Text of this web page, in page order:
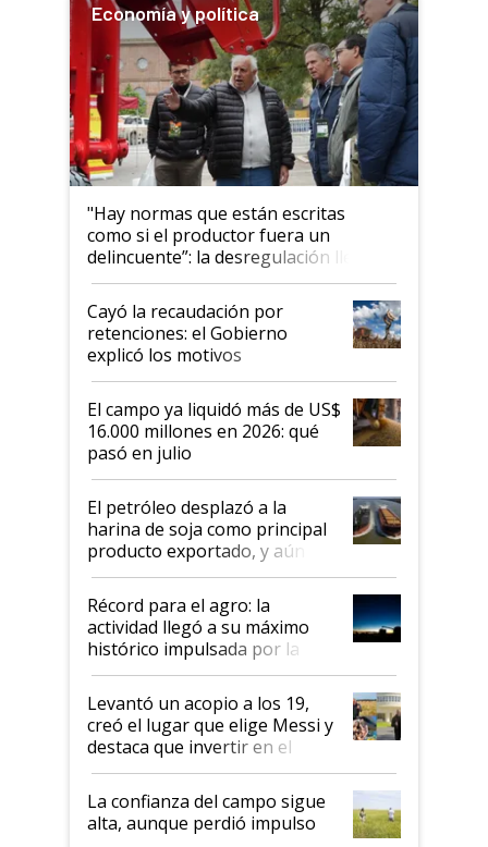
Economía y política
"Hay normas que están escritas
como si el productor fuera un
delincuente”: la desregulación llegó
al Congreso Aapresid y hasta se
habló del financiamiento al IPCVA
Cayó la recaudación por
retenciones: el Gobierno
explicó los motivos
El campo ya liquidó más de US$
16.000 millones en 2026: qué
pasó en julio
El petróleo desplazó a la
harina de soja como principal
producto exportado, y aún así
el agro aportó casi seis de cada
diez dólares y sostuvo el
liderazgo en un semestre
récord
Récord para el agro: la
actividad llegó a su máximo
histórico impulsada por la
cosecha y las exportaciones
Levantó un acopio a los 19,
creó el lugar que elige Messi y
destaca que invertir en el
kirchnerismo era como "darle
plata a un hijo para droga":
Juan Félix Rossetti, el libertario
que de una dura crisis salió
La confianza del campo sigue
alta, aunque perdió impulso